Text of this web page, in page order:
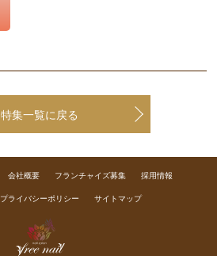
特集一覧に戻る
会社概要 フランチャイズ募集 採用情報
プライバシーポリシー サイトマップ